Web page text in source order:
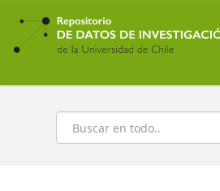
Ir
contenido
principal
Buscar